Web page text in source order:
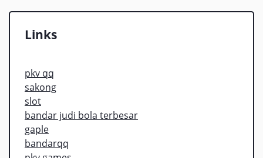
Links
pkv qq
sakong
slot
bandar judi bola terbesar
gaple
bandarqq